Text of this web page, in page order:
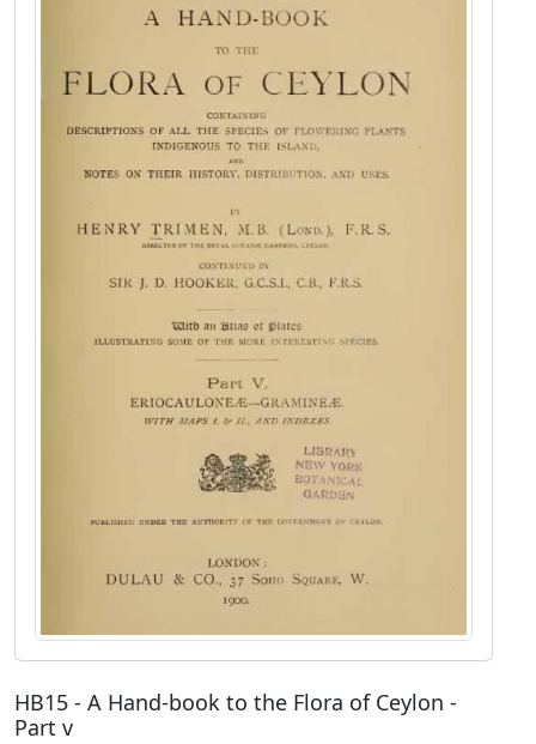
HB15 - A Hand-book to the Flora of Ceylon -
Part v